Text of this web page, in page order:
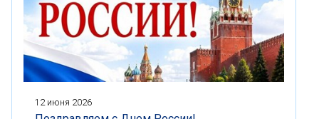
12 июня 2026